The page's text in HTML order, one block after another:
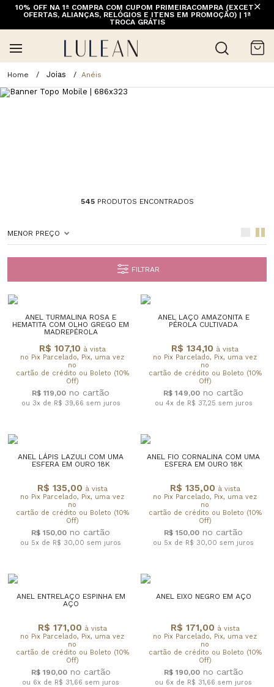
10% OFF NA 1ª COMPRA COM CUPOM PRIMEIRACOMPRA (EXCETO
OFERTAS, ALIANÇAS, RELÓGIOS E ITENS EM PROMOÇÃO) | 1ª
TROCA GRÁTIS
Joias Anéis
545PRODUTOS ENCONTRADOS
MENOR PREÇO
FILTRAR
ANEL TURMALINA ROSA E
HEMATITA COM OLHO GREGO EM
MADREPÉROLA
R$ 107,10 à vista
no Pix Parcelado, Pix, uma vez
no
cartão de crédito ou Boleto (10%
Off)
R$ 119,00
ou 3x de R$ 39,66 sem juros
ANEL LAÇO AMAZONITA E
PÉROLA CULTIVADA
R$ 134,10 à vista
no Pix Parcelado, Pix, uma vez
no
cartão de crédito ou Boleto (10%
Off)
R$ 149,00
ou 4x de R$ 37,25 sem juros
ANEL LÁPIS LAZULI COM UMA
ESFERA EM OURO 18K
R$ 135,00 à vista
no Pix Parcelado, Pix, uma vez
no
cartão de crédito ou Boleto (10%
Off)
R$ 150,00
ou 5x de R$ 30,00 sem juros
ANEL FIO CORNALINA COM UMA
ESFERA EM OURO 18K
R$ 135,00 à vista
no Pix Parcelado, Pix, uma vez
no
cartão de crédito ou Boleto (10%
Off)
R$ 150,00
ou 5x de R$ 30,00 sem juros
ANEL ENTRELAÇO ESPINHA EM
AÇO
R$ 171,00 à vista
no Pix Parcelado, Pix, uma vez
no
cartão de crédito ou Boleto (10%
Off)
R$ 190,00
ou 6x de R$ 31,66 sem juros
ANEL EIXO NEGRO EM AÇO
R$ 171,00 à vista
no Pix Parcelado, Pix, uma vez
no
cartão de crédito ou Boleto (10%
Off)
R$ 190,00
ou 6x de R$ 31,66 sem juros